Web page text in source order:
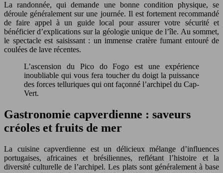
La randonnée, qui demande une bonne condition physique, se
déroule généralement sur une journée. Il est fortement recommandé
de faire appel à un guide local pour assurer votre sécurité et
bénéficier d’explications sur la géologie unique de l’île. Au sommet,
le spectacle est saisissant : un immense cratère fumant entouré de
coulées de lave récentes.
L’ascension du Pico do Fogo est une expérience
inoubliable qui vous fera toucher du doigt la puissance
des forces telluriques qui ont façonné l’archipel du Cap-
Vert.
Gastronomie capverdienne : saveurs
créoles et fruits de mer
La cuisine capverdienne est un délicieux mélange d’influences
portugaises, africaines et brésiliennes, reflétant l’histoire et la
diversité culturelle de l’archipel. Les plats sont généralement à base